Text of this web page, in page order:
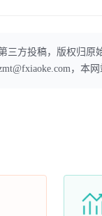
三方投稿，版权归
，本